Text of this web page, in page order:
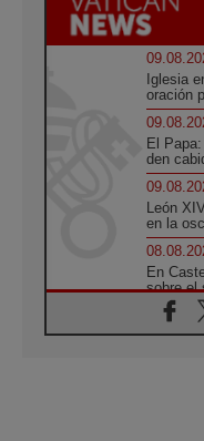
Iglesia
oración
El
den
León
en la
En
sobre el
En